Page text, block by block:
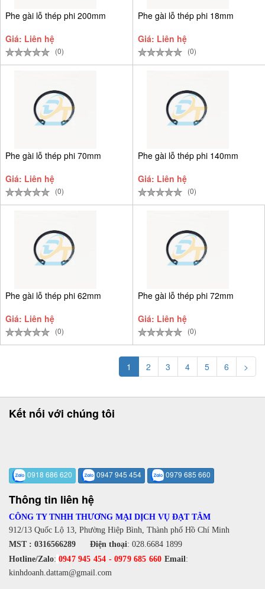
Phe gài lỗ thép phi 200mm
Giá: Liên hệ
(0)
Phe gài lỗ thép phi 18mm
Giá: Liên hệ
(0)
Phe gài lỗ thép phi 70mm
Giá: Liên hệ
(0)
Phe gài lỗ thép phi 140mm
Giá: Liên hệ
(0)
Phe gài lỗ thép phi 62mm
Giá: Liên hệ
(0)
Phe gài lỗ thép phi 72mm
Giá: Liên hệ
(0)
1 2 3 4 5 6 >
Kết nối với chúng tôi
0918 686 620 0947 945 454 0979 685 660
Thông tin liên hệ
CÔNG TY TNHH THƯƠNG MẠI DỊCH VỤ ĐẠT TÂM
912/13 Quốc Lộ 13, Phường Hiệp Bình, Thành phố Hồ Chí Minh
MST : 0316566289 Điện thoại: 028.6684 1899
Hotline/Zalo: 0947 945 454 -0979 685 660 Email:
kinhdoanh.dattam@gmail.com